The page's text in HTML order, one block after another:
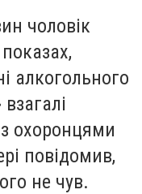
чоловік
алкогольного
охоронцями
повідомив,
не чув.